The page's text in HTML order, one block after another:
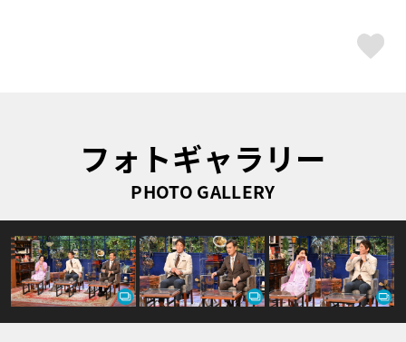
フォトギャラリー
PHOTO GALLERY